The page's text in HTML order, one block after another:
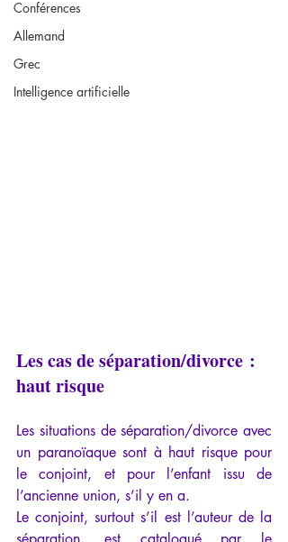
Conférences
Allemand
Grec
Intelligence artificielle
Les cas de séparation/divorce :
haut risque
Les situations de séparation/divorce avec
un paranoïaque sont à haut risque pour
le conjoint, et pour l’enfant issu de
l’ancienne union, s’il y en a.
Le conjoint, surtout s’il est l’auteur de la